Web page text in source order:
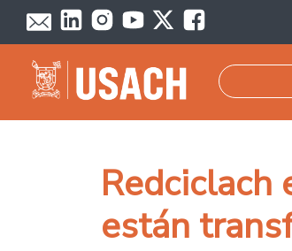
Skip to main content
Redciclach
están